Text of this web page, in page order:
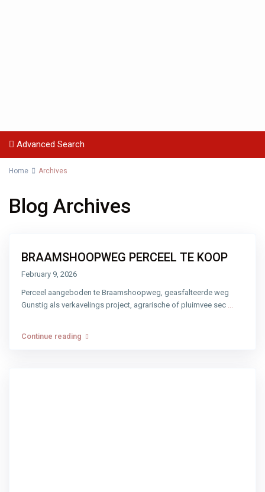
Advanced Search
Home Archives
Blog Archives
BRAAMSHOOPWEG PERCEEL TE KOOP
February 9, 2026
Perceel aangeboden te Braamshoopweg, geasfalteerde weg
Gunstig als verkavelings project, agrarische of pluimvee sec ...
Continue reading